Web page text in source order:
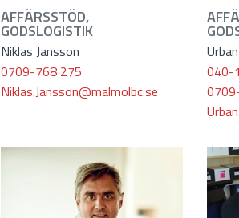
AFFÄRSSTÖD,
GODSLOGISTIK
Niklas Jansson
0709-768 275
Niklas.Jansson@malmolbc.se
040-